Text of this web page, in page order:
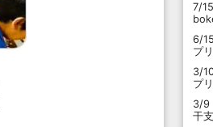
7/15
6/15
プ
3/
プ
3/9
干